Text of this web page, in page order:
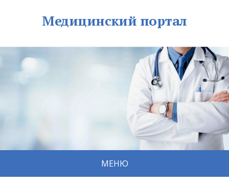
Медицинский портал
МЕНЮ